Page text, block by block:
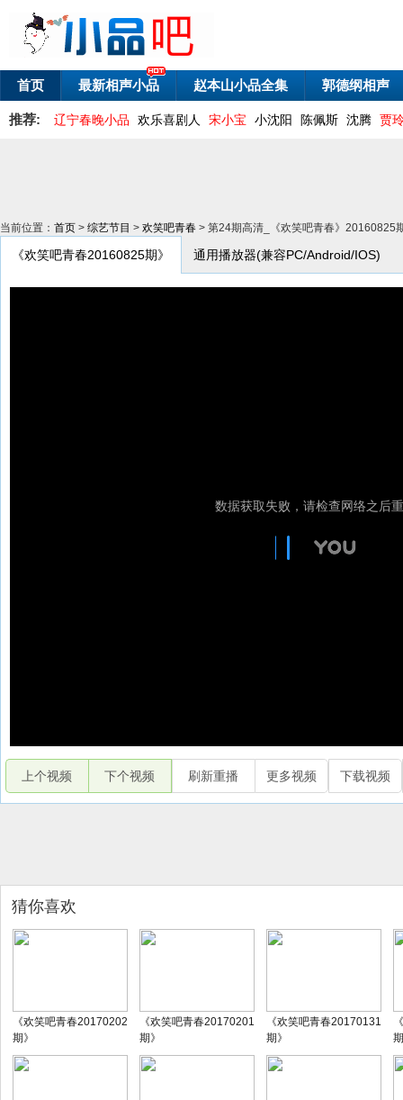
首页 最新相声小品 赵本山小品全集 郭德纲相声
推荐: 辽宁春晚小品 欢乐喜剧人 宋小宝 小沈阳 陈佩斯 沈腾 贾
当前位置： 首页 > 综艺节目 > 欢笑吧青春 > 第24期高清_《欢笑吧青春》20160825
《欢笑吧青春20160825期》 通用播放器(兼容PC/Android/IOS)
上个视频 下个视频 刷新重播 更多视频 下载视频
猜你喜欢
《欢笑吧青春20170202
期》
《欢笑吧青春20170201
期》
《欢笑吧青春20170131
期》